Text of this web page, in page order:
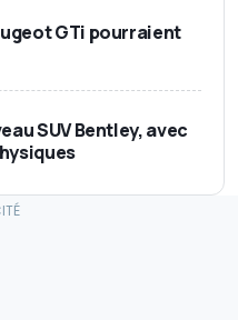
GTi pourraient
SUV Bentley, avec